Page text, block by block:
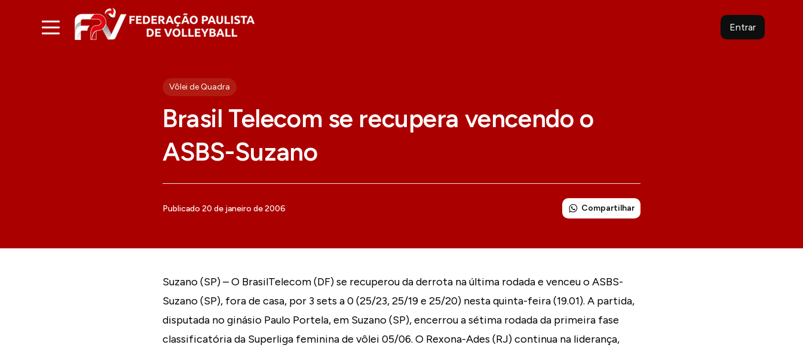
Entrar
Vôlei de Quadra
Brasil Telecom se recupera vencendo o
ASBS-Suzano
Publicado 20 de janeiro de 2006 Compartilhar
Suzano (SP) – O BrasilTelecom (DF) se recuperou da derrota na última rodada e venceu o ASBS-
Suzano (SP), fora de casa, por 3 sets a 0 (25/23, 25/19 e 25/20) nesta quinta-feira (19.01). A partida,
disputada no ginásio Paulo Portela, em Suzano (SP), encerrou a sétima rodada da primeira fase
classificatória da Superliga feminina de vôlei 05/06. O Rexona-Ades (RJ) continua na liderança,